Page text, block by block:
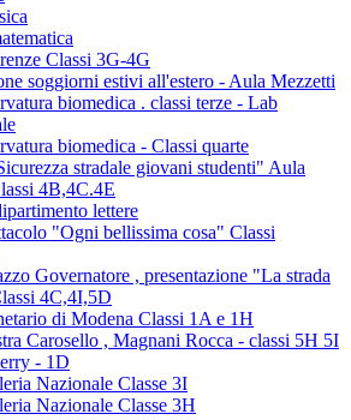
Classi 3G-4G
soggiorni estivi all'estero - Aula Mezzetti
biomedica . classi terze - Lab
biomedica - Classi quarte
stradale giovani studenti" Aula
4B,4C.4E
lettere
"Ogni bellissima cosa" Classi
Governatore , presentazione "La strada
4C,4I,5D
di Modena Classi 1A e 1H
Carosello , Magnani Rocca - classi 5H 5I
- 1D
Nazionale Classe 3I
Nazionale Classe 3H